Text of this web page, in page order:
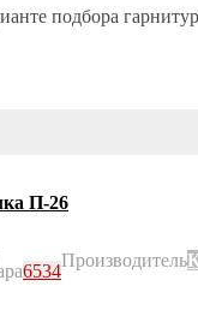
подбора
П-26
6534
Производитель